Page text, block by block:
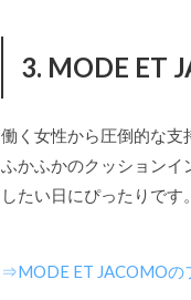
3. MODE ET
働く女性から圧倒的な支
ふかふかのクッションイ
したい日にぴったりです。
⇒MODE ET JACOMOの